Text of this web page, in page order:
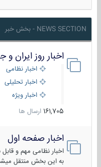
NEWS SECTION - بخش خبر
اخبار روز ایران و
اخبار نظامی
اخبار تحلیلی
اخبار ویژه
161,705 ارسال ها
اخبار صفحه اول
اخبار نظامی مهم و قابل
به این بخش منتقل